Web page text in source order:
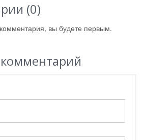
(0)
вы будете первым.